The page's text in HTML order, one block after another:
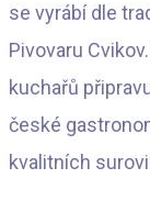
se vyrábí dle
Pivovaru
kuchařů
české
kvalitních